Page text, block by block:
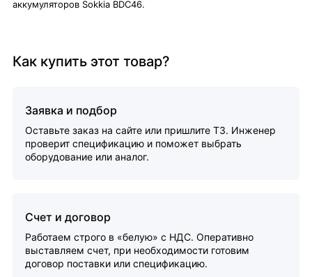
аккумуляторов Sokkia BDC46.
Как купить этот товар?
Заявка и подбор
Оставьте заказ на сайте или пришлите ТЗ. Инженер
проверит спецификацию и поможет выбрать
оборудование или аналог.
Счет и договор
Работаем строго в «белую» с НДС. Оперативно
выставляем счет, при необходимости готовим
договор поставки или спецификацию.